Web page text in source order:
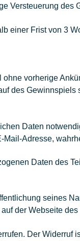
Versteuerung des
einer Frist von 3
vorherige
des Gewinnspiels
Daten
Adresse,
Daten des
seines
der Webseite
Der Widerruf